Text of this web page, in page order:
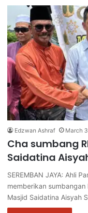
Edzwan Ashraf March
Cha sumbang
Saidatina
SEREMBAN JAYA: Ahli
memberikan
Masjid Saidatina Aisyah